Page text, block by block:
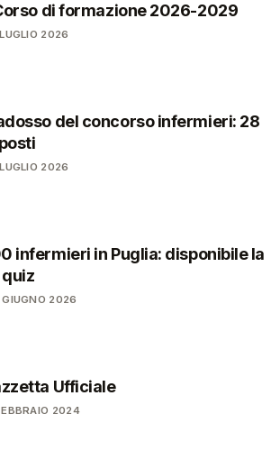
di formazione 2026-2029
2026
del concorso infermieri: 28
2026
infermieri in Puglia: disponibile la
2026
Ufficiale
2024